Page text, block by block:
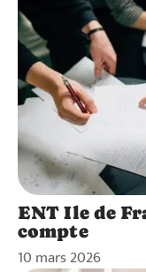
ENT Ile de
compte
10 mars 2026